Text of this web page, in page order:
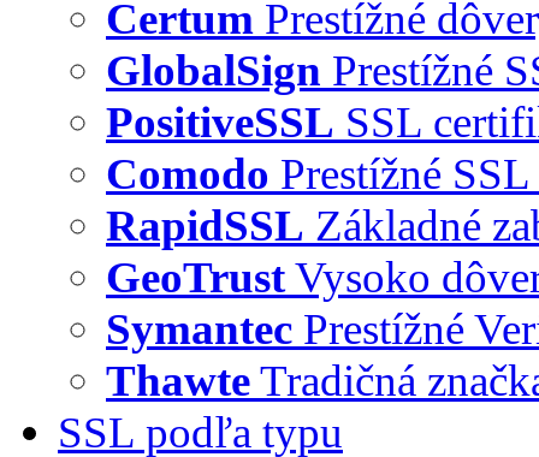
Certum Prestížné
GlobalSign Prestížné
PositiveSSL SSL
Comodo Prestížné
RapidSSL Základné
GeoTrustVysoko
Symantec Prestížné
ThawteTradičná
SSL podľa typu